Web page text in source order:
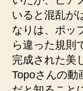
いると混乱が
なりは、ポッ
ら違った規則
完成された美
Topoさんの動